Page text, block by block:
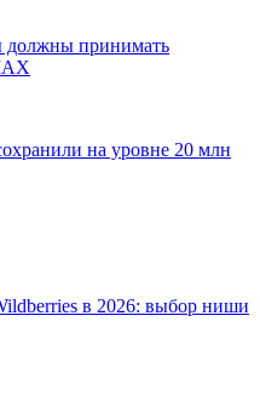
должны принимать
на уровне 20 млн
в 2026: выбор ниши